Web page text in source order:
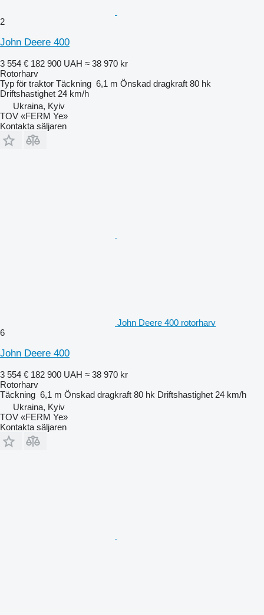
2
John Deere 400
3 554 € 182 900 UAH ≈ 38 970 kr
Rotorharv
Typ för traktor Täckning 6,1 m Önskad dragkraft 80 hk
Driftshastighet 24 km/h
Ukraina, Kyiv
TOV «FERM Ye»
Kontakta säljaren
John Deere 400 rotorharv
6
John Deere 400
3 554 € 182 900 UAH ≈ 38 970 kr
Rotorharv
Täckning 6,1 m Önskad dragkraft 80 hk Driftshastighet 24 km/h
Ukraina, Kyiv
TOV «FERM Ye»
Kontakta säljaren